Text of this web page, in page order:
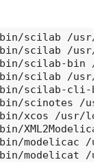
scilab /usr/
scilab /usr/
scilab-bin /
scilab /
scilab-cli-
scinotes /
xcos /usr/
modelicac /
modelicat /